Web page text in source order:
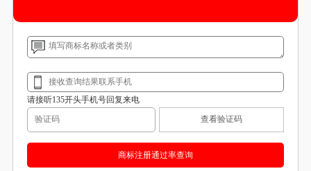
请接听135开头手机号回复来电
查看验证码